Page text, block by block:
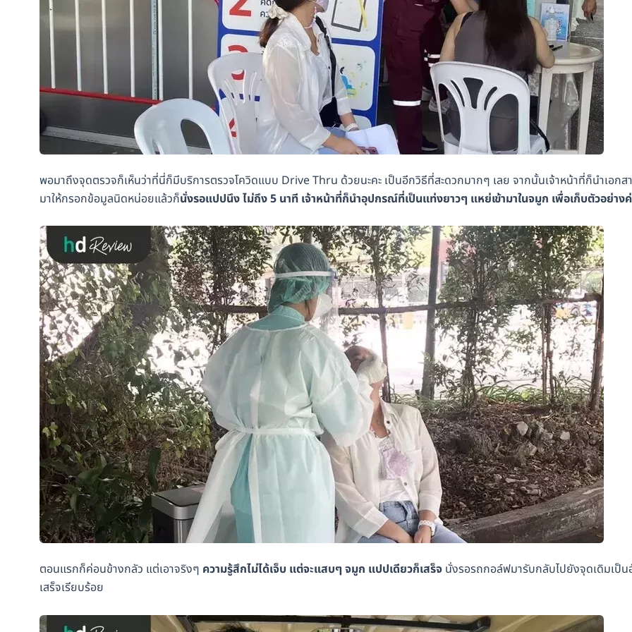
พอมาถึงจุดตรวจก็เห็นว่าที่นี่ก็มีบริการตรวจโควิดแบบ Drive Thru ด้วยนะคะ เป็นอีกวิธีที่สะดวกมากๆ เลย จากนั้นเจ้าหน้าที่ก็นำเอกส
มาให้กรอกข้อมูลนิดหน่อยแล้วก็นั่งรอแปปนึง ไม่ถึง 5 นาที เจ้าหน้าที่ก็นำอุปกรณ์ที่เป็นแท่งยาวๆ แหย่เข้ามาในจมูก เพื่อเก็บตัวอย่าง
ตอนแรกก็ค่อนข้างกลัว แต่เอาจริงๆ ความรู้สึกไม่ได้เจ็บ แต่จะแสบๆ จมูก แปปเดียวก็เสร็จ นั่งรอรถกอล์ฟมารับกลับไปยังจุดเดิมเป็
เสร็จเรียบร้อย